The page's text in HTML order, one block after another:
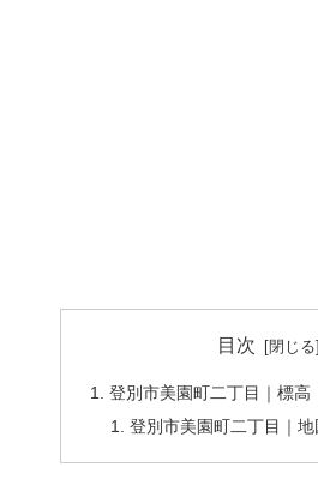
目次
登別市美園町二丁目｜標高
登別市美園町二丁目｜地